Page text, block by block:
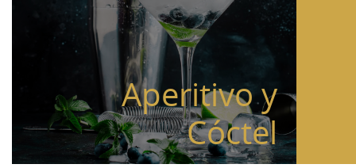
Aperitivo y
Cóctel